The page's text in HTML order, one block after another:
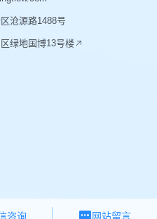
沧源路1488号
绿地国博13号楼
咨询  网站留言